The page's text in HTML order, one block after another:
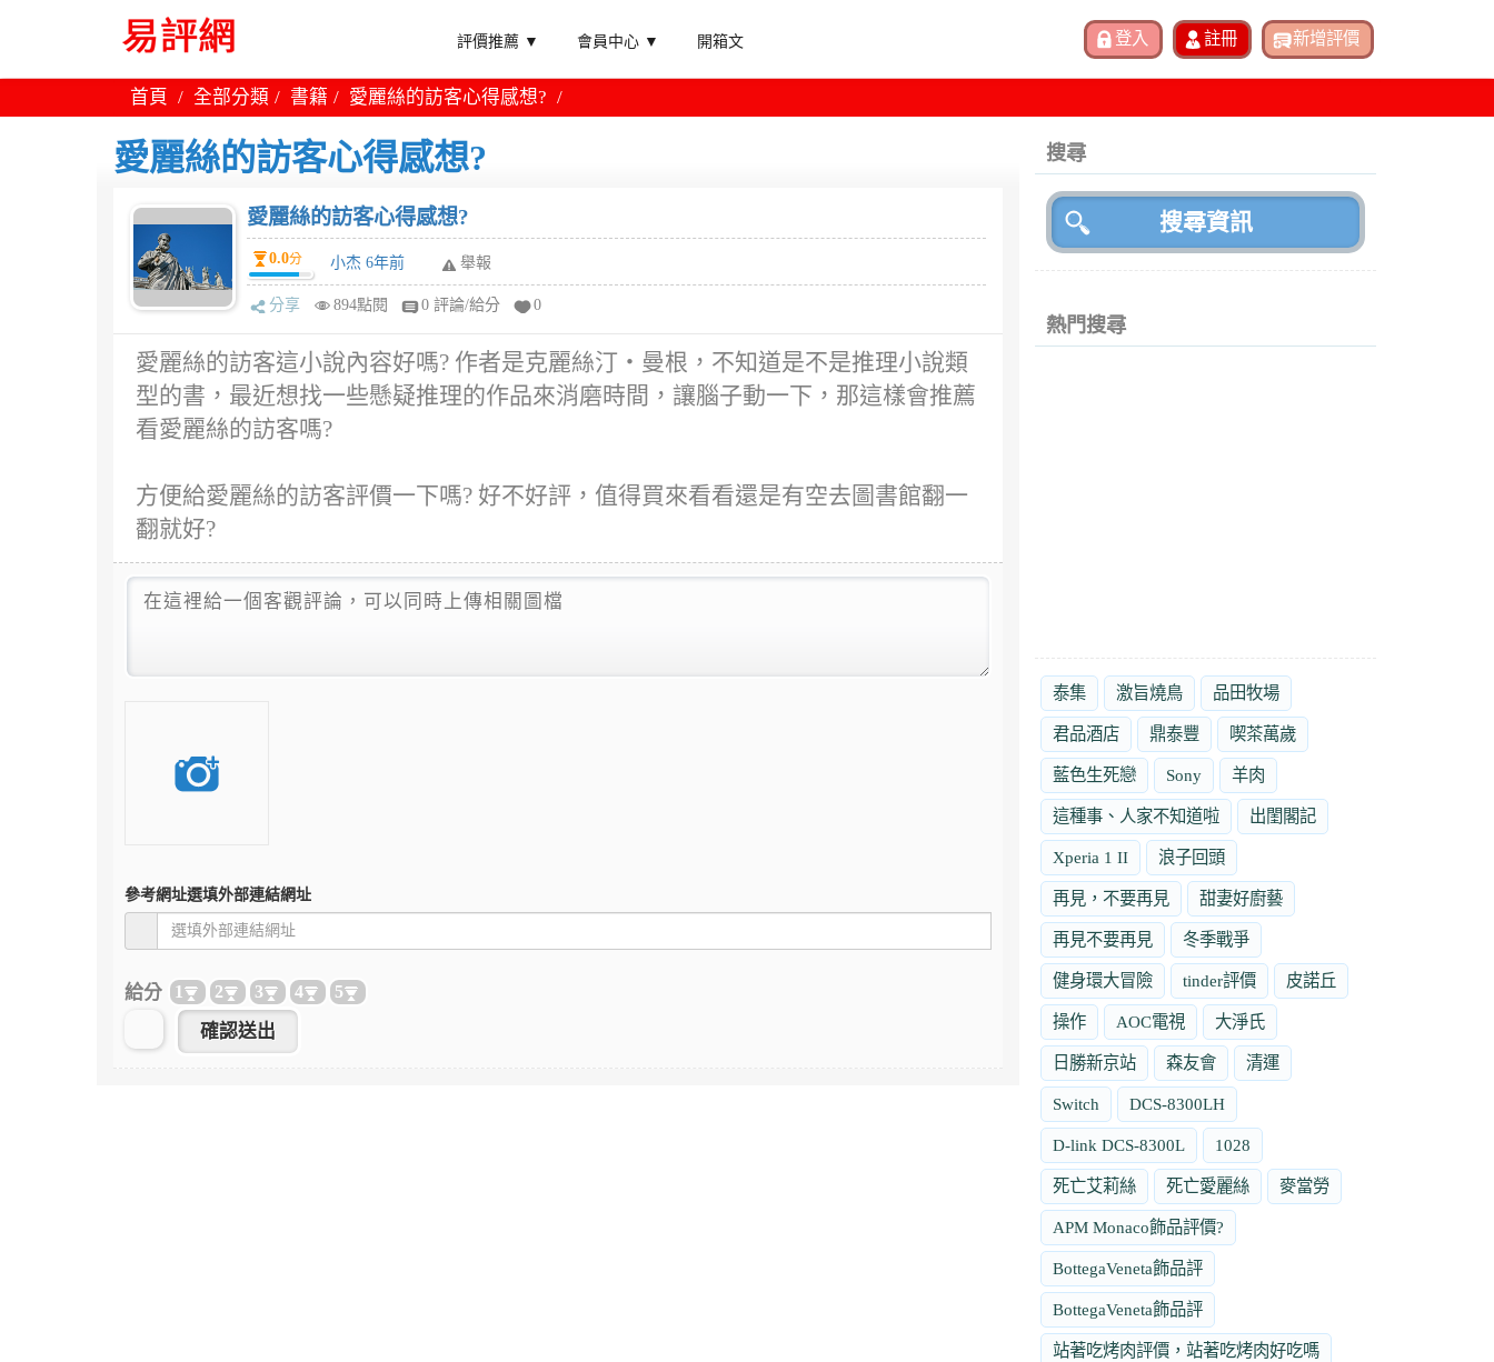
評價推薦 ▼ 會員中心 ▼ 開箱文
首頁 全部分類 書籍 愛麗絲的訪客心得感想?
愛麗絲的訪客心得感想?
愛麗絲的訪客心得感想?
0.0分 小杰 6年前 舉報
分享 894點閱 0 評論/給分 0
愛麗絲的訪客這小說內容好嗎? 作者是克麗絲汀‧曼根，不知道是不是推理小說類
型的書，最近想找一些懸疑推理的作品來消磨時間，讓腦子動一下，那這樣會推薦
看愛麗絲的訪客嗎?
方便給愛麗絲的訪客評價一下嗎? 好不好評，值得買來看看還是有空去圖書館翻一
翻就好?
參考網址選填外部連結網址
給分 1 2 3 4 5
搜尋
熱門搜尋
泰集 激旨燒鳥 品田牧場
君品酒店 鼎泰豐 喫茶萬歲
藍色生死戀 Sony 羊肉
這種事、人家不知道啦 出閨閣記
Xperia 1 II 浪子回頭
再見，不要再見 甜妻好廚藝
再見不要再見 冬季戰爭
健身環大冒險 tinder評價 皮諾丘
操作 AOC電視 大淨氏
日勝新京站 森友會 清運
Switch DCS-8300LH
D-link DCS-8300L 1028
死亡艾莉絲 死亡愛麗絲 麥當勞
APM Monaco飾品評價?
BottegaVeneta飾品評
BottegaVeneta飾品評
站著吃烤肉評價，站著吃烤肉好吃嗎